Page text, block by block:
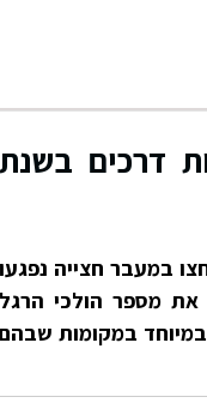
דרכים בשנת
הדרכים אשר חצו במעבר חצייה נפגעו
מספר הולכי הרגל
במקומות שבהם